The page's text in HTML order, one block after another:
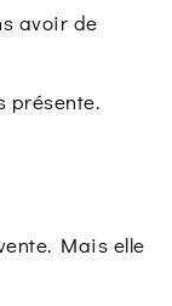
avoir de
présente.
Mais elle